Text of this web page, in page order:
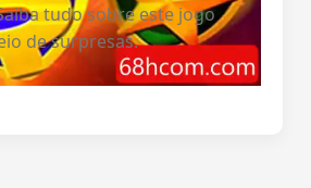
tudo sobre este jogo
de surpresas.